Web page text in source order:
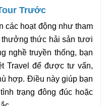
Trước
các hoạt động như tham
thức hải sản tươi
nghề truyền thống, bạn
Travel để được tư vấn,
hợp. Điều này giúp bạn
trạng đông đúc hoặc